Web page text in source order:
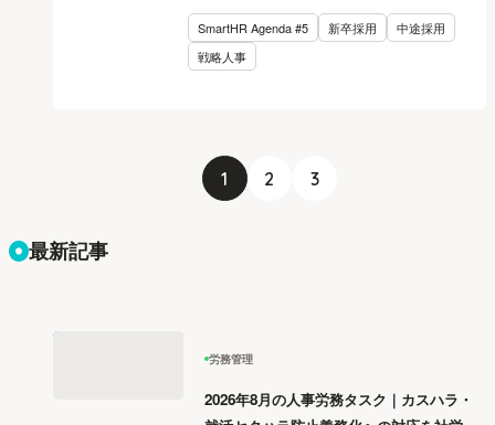
SmartHR Agenda #5 新卒採用
中途採用
戦略人事
1 2 3
最新記事
労務管理
2026年8月の人事労務タスク｜カスハラ・